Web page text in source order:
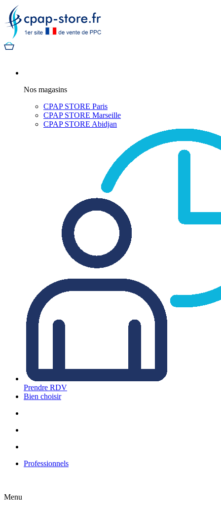
Nos magasins
CPAP STORE Paris
CPAP STORE Marseille
CPAP STORE Abidjan
Prendre RDV
Bien choisir
Professionnels
Menu